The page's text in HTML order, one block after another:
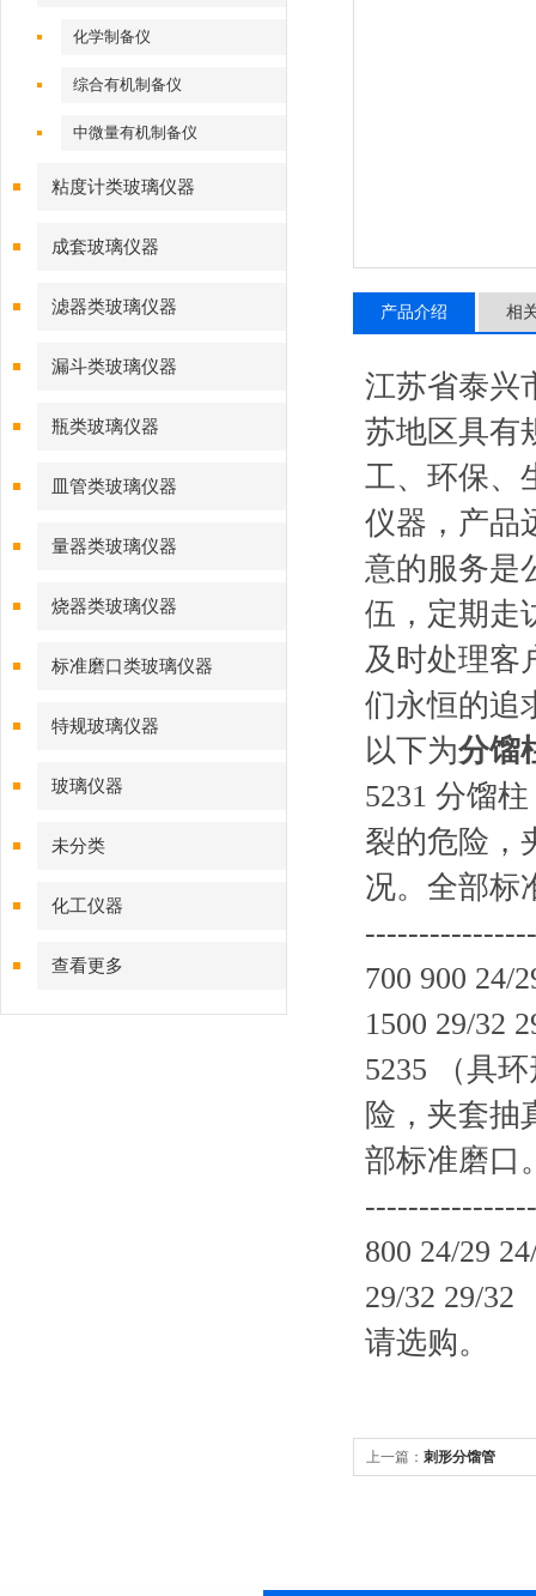
化学制备仪
综合有机制备仪
中微量有机制备仪
粘度计类玻璃仪器
成套玻璃仪器
滤器类玻璃仪器
漏斗类玻璃仪器
瓶类玻璃仪器
皿管类玻璃仪器
量器类玻璃仪器
烧器类玻璃仪器
标准磨口类玻璃仪器
特规玻璃仪器
玻璃仪器
未分类
化工仪器
查看更多
产品介绍 相
江苏省泰兴
苏地区具有
工、环保、
仪器，产品
意的服务是
伍，定期走
及时处理客
们永恒的追
以下为分馏
5231 分馏
裂的危险，
况。全部标
700 900 24/
1500 29/32
5235 （具
险，夹套抽
部标准磨口
800 24/29
29/32 29/32
请选购。
上一篇： 刺形分馏管